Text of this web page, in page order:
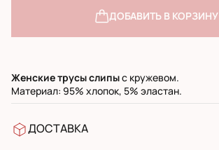
ДОБАВИТЬ В КОРЗИНУ
Женские трусы слипыс кружевом.
Материал: 95% хлопок, 5% эластан.
ДОСТАВКА